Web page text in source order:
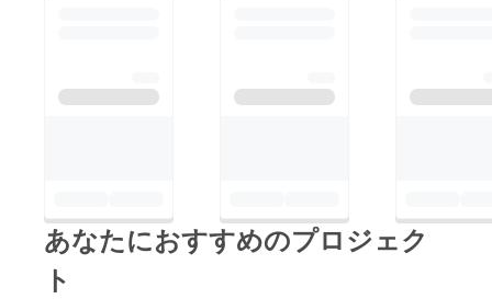
術ができる体力を残し
びの未来は明るい方向
あなたにおすすめのプロジェク
ト